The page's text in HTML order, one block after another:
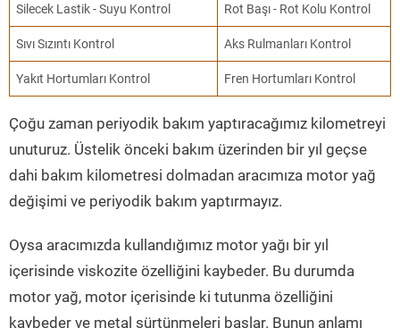
Silecek Lastik - Suyu Kontrol Rot Başı - Rot Kolu Kontrol
Sıvı Sızıntı Kontrol Aks Rulmanları Kontrol
Yakıt Hortumları Kontrol Fren Hortumları Kontrol
Çoğu zaman periyodik bakım yaptıracağımız kilometreyi
unuturuz. Üstelik önceki bakım üzerinden bir yıl geçse
dahi bakım kilometresi dolmadan aracımıza motor yağ
değişimi ve periyodik bakım yaptırmayız.
Oysa aracımızda kullandığımız motor yağı bir yıl
içerisinde viskozite özelliğini kaybeder. Bu durumda
motor yağ, motor içerisinde ki tutunma özelliğini
kaybeder ve metal sürtünmeleri başlar. Bunun anlamı